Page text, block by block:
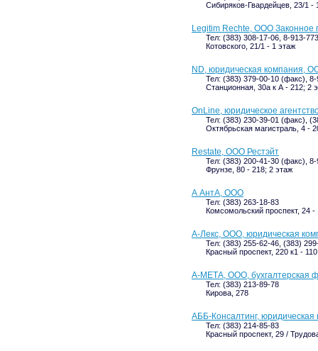
Сибиряков-Гвардейцев, 23/1 -
Legitim Rechte, ООО Законное
Тел: (383) 308-17-06, 8-913-
Котовского, 21/1 - 1 этаж
ND, юридическая компания,
Тел: (383) 379-00-10 (факс),
Станционная, 30а к А - 212; 2
OnLine, юридическое
Тел: (383) 230-39-01 (факс),
Октябрьская магистраль, 4 -
Restate, ООО Рестэйт
Тел: (383) 200-41-30 (факс),
Фрунзе, 80 - 218; 2 этаж
А АнтА, ООО
Тел: (383) 263-18-83
Комсомольский проспект, 24 -
А-Лекс, ООО, юридическая
Тел: (383) 255-62-46, (383)
Красный проспект, 220 к1 -
А-МЕТА, ООО, бухгалтерская
Тел: (383) 213-89-78
Кирова, 278
АББ-Консалтинг, юридическая
Тел: (383) 214-85-83
Красный проспект, 29 /